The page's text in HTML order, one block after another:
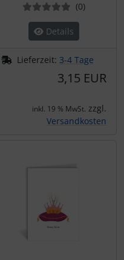
(0)
Details
Lieferzeit: 3-4 Tage
3,15 EUR
inkl. 19 % MwSt. zzgl.
Versandkosten